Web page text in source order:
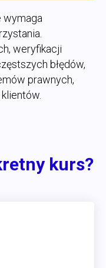
wymaga
weryfikacji
błędów,
prawnych,
kurs?